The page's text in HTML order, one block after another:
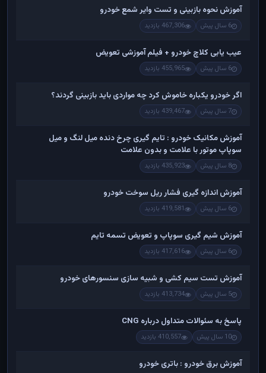
آموزش نحوه بازبینی و تست وایر شمع خودرو
6 سال پیش 467,306 بازدید
عیب یابی کلاچ خودرو + فیلم آموزشی تعویض
6 سال پیش 455,965 بازدید
اگر خودرو یکباره خاموش کرد چه مواردی باید بازبینی گردند؟
7 سال پیش 439,467 بازدید
آموزش مکانیک خودرو : تایم گیری چرخ دنده میل لنگ و میل
سوپاپ موتور با علامت و بدون علامت
8 سال پیش 435,923 بازدید
آموزش اندازه گیری فشار ریل سوخت خودرو
6 سال پیش 419,581 بازدید
آموزش شیم گیری سوپاپ و تعویض تسمه تایم
6 سال پیش 417,616 بازدید
آموزش تست سیم کشی و شبیه سازی سنسورهای خودرو
5 سال پیش 413,734 بازدید
پاسخ به سئوالات متداول درباره CNG
10 سال پیش 410,557 بازدید
آموزش برق خودرو : باتری خودرو